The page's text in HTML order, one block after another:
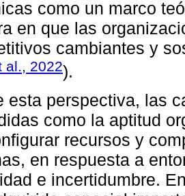
como un marco
en que las
cambiantes y
al., 2022).
esta perspectiva, las
como la aptitud
recursos y
en respuesta a
e incertidumbre.